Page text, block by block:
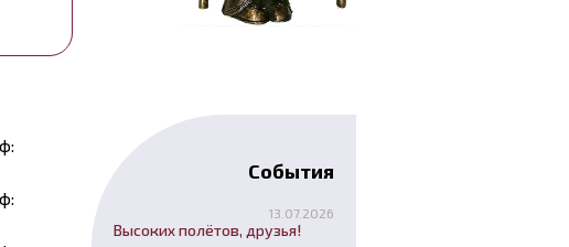
События
13.07.2026
Высоких полётов, друзья!